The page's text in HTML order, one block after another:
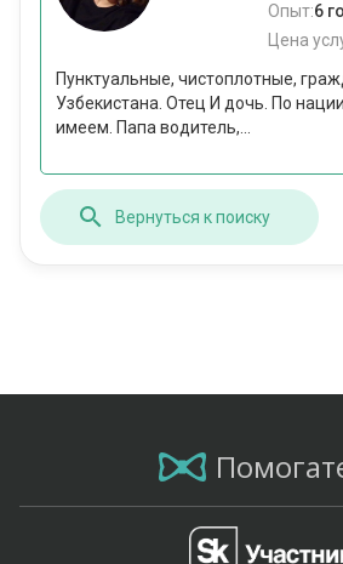
Опыт:6
Цена
Пунктуальные, чистоплотные,
Узбекистана. Отец И дочь. По
имеем. Папа водитель,...
Вернуться к поиску